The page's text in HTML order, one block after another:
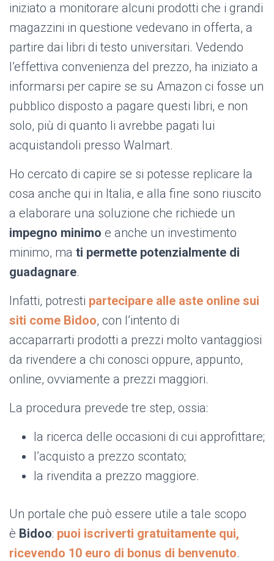
iniziato a monitorare alcuni prodotti che i grandi
magazzini in questione vedevano in offerta, a
partire dai libri di testo universitari. Vedendo
l’effettiva convenienza del prezzo, ha iniziato a
informarsi per capire se su Amazon ci fosse un
pubblico disposto a pagare questi libri, e non
solo, più di quanto li avrebbe pagati lui
acquistandoli presso Walmart.
Ho cercato di capire se si potesse replicare la
cosa anche qui in Italia, e alla fine sono riuscito
a elaborare una soluzione che richiede un
impegno minimo e anche un investimento
minimo, ma ti permette potenzialmente di
guadagnare.
Infatti, potresti partecipare alle aste online sui
siti come Bidoo, con l’intento di
accaparrarti prodotti a prezzi molto vantaggiosi
da rivendere a chi conosci oppure, appunto,
online, ovviamente a prezzi maggiori.
La procedura prevede tre step, ossia:
la ricerca delle occasioni di cui approfittare;
l’acquisto a prezzo scontato;
la rivendita a prezzo maggiore.
Un portale che può essere utile a tale scopo
è Bidoo: puoi iscriverti gratuitamente qui,
ricevendo 10 euro di bonus di benvenuto.